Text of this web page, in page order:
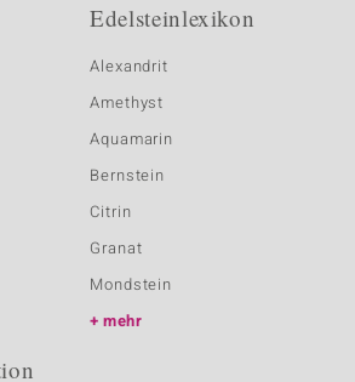
Edelsteinlexikon
Alexandrit
Amethyst
Aquamarin
Bernstein
Citrin
Granat
Mondstein
mehr